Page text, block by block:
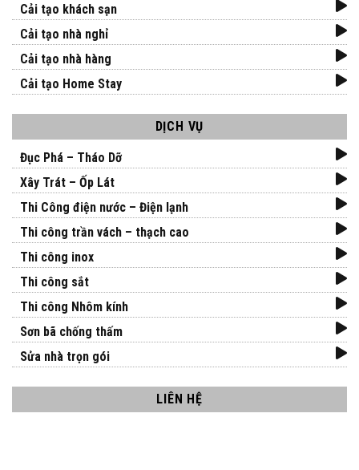
Cải tạo khách sạn
Cải tạo nhà nghỉ
Cải tạo nhà hàng
Cải tạo Home Stay
DỊCH VỤ
Đục Phá – Tháo Dỡ
Xây Trát – Ốp Lát
Thi Công điện nước – Điện lạnh
Thi công trần vách – thạch cao
Thi công inox
Thi công sắt
Thi công Nhôm kính
Sơn bã chống thấm
Sửa nhà trọn gói
LIÊN HỆ